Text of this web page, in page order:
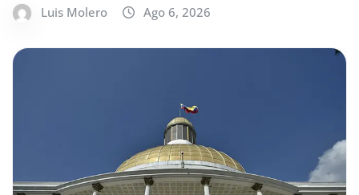
Luis Molero Ago 6, 2026